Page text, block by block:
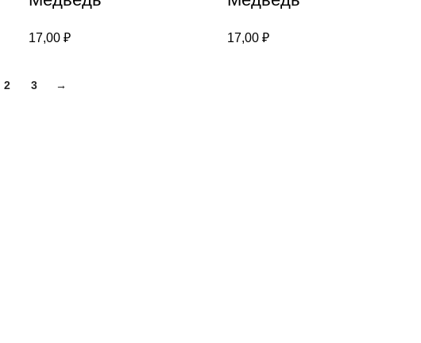
17,00 ₽ 17,00 ₽
2 3 →